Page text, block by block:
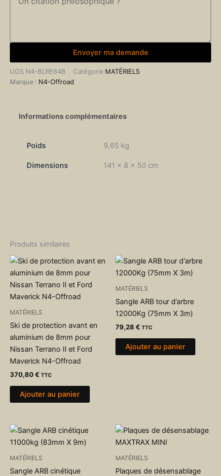
Envoyer ma demande
UGS N4-BLRE64B Catégorie MATÉRIELS
Marque : N4-Offroad
Informations complémentaires
Poids 9,65 kg
Dimensions 141 × 8 × 50 cm
Produits similaires
MATÉRIELS
Ski de protection avant en
aluminium de 8mm pour
Nissan Terrano II et Ford
Maverick N4-Offroad
370,80€ TTC
Ajouter au panier
MATÉRIELS
Sangle ARB tour d’arbre
12000Kg (75mm X 3m)
79,28 € TTC
Ajouter au panier
MATÉRIELS
Sangle ARB cinétique
MATÉRIELS
Plaques de désensablage